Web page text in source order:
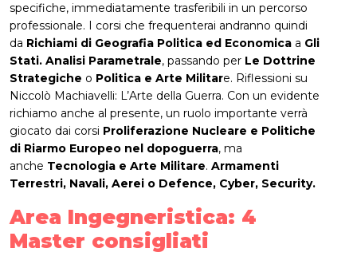
specifiche, immediatamente trasferibili in un percorso
professionale. I corsi che frequenterai andranno quindi
da Richiami di Geografia Politica ed Economica a Gli
Stati. Analisi Parametrale, passando per Le Dottrine
Strategiche o Politica e Arte Militare. Riflessioni su
Niccolò Machiavelli: L’Arte della Guerra. Con un evidente
richiamo anche al presente, un ruolo importante verrà
giocato dai corsi Proliferazione Nucleare e Politiche
di Riarmo Europeo nel dopoguerra, ma
anche Tecnologia e Arte Militare. Armamenti
Terrestri, Navali, Aerei o Defence, Cyber, Security.
Area Ingegneristica: 4
Master consigliati